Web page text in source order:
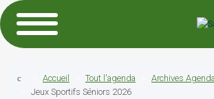
Accueil Tout l'agenda
Archives Agenda
Jeux Sportifs Séniors 2026